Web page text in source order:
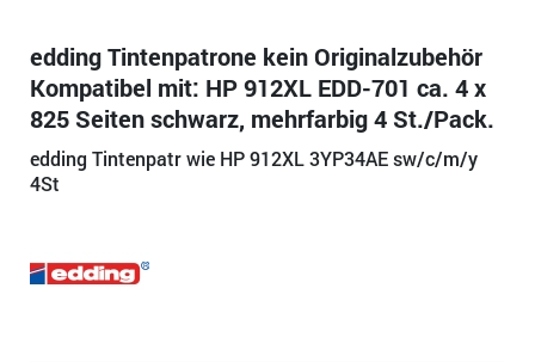
edding Tintenpatrone kein Originalzubehör
Kompatibel mit: HP 912XL EDD-701 ca. 4 x
825 Seiten schwarz, mehrfarbig 4 St./Pack.
edding Tintenpatr wie HP 912XL 3YP34AE sw/c/m/y
4St